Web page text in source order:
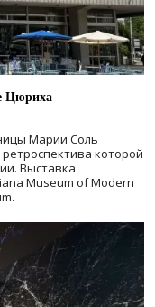
Цюриха
Марии Соль
которой
Выставка
Museum of Modern